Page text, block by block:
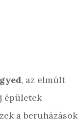
, az elmúlt
épületek
a beruházások